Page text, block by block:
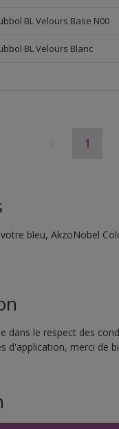
BL Velours Base N00
BL Velours Blanc
1
bleu, AkzoNobel
dans le respect des
d'application, merci de